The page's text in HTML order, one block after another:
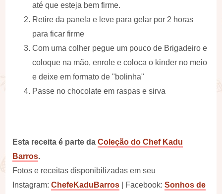
até que esteja bem firme.
Retire da panela e leve para gelar por 2 horas
para ficar firme
Com uma colher pegue um pouco de Brigadeiro e
coloque na mão, enrole e coloca o kinder no meio
e deixe em formato de "bolinha"
Passe no chocolate em raspas e sirva
Esta receita é parte daColeção do Chef Kadu
Barros.
Fotos e receitas disponibilizadas em seu
Instagram:ChefeKaduBarros | Facebook:Sonhos de